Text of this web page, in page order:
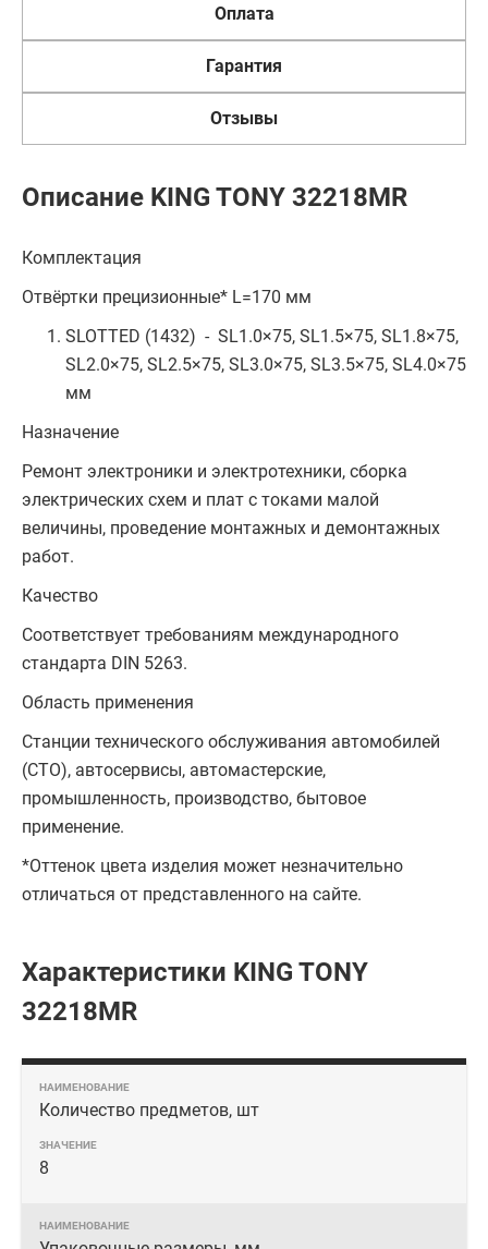
Оплата
Гарантия
Отзывы
Описание KING TONY 32218MR
Комплектация
Отвёртки прецизионные* L=170 мм
SLOTTED (1432) - SL1.0×75, SL1.5×75, SL1.8×75,
SL2.0×75, SL2.5×75, SL3.0×75, SL3.5×75, SL4.0×75
мм
Назначение
Ремонт электроники и электротехники, сборка
электрических схем и плат с токами малой
величины, проведение монтажных и демонтажных
работ.
Качество
Соответствует требованиям международного
стандарта DIN 5263.
Область применения
Станции технического обслуживания автомобилей
(СТО), автосервисы, автомастерские,
промышленность, производство, бытовое
применение.
*Оттенок цвета изделия может незначительно
отличаться от представленного на сайте.
Характеристики KING TONY
32218MR
Количество предметов, шт
8